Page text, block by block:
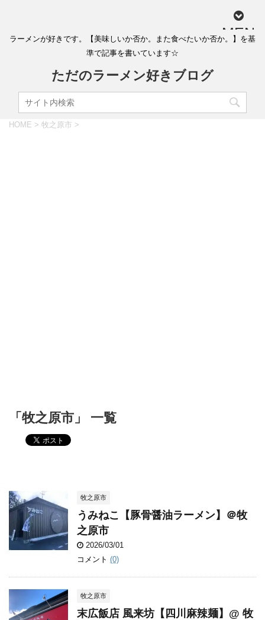
MEN
ラーメンが好きです。【美味しいか否か。また食べたいか否か。】を基
準で記事を書いています☆
ただのラーメン好きブログ
HOME > 牧之原市 >
「牧之原市」 一覧
牧之原市
うみねこ【豚骨醤油ラーメン】＠牧
之原市
2026/03/01
コメント (0)
牧之原市
末広飯店 風来坊【四川麻辣麺】@ 牧